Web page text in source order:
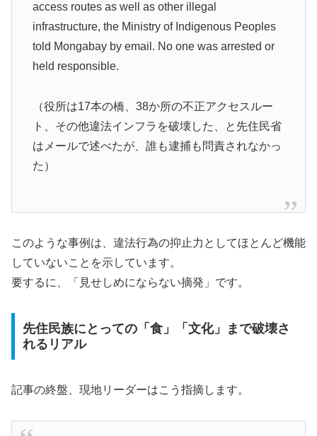
access routes as well as other illegal
infrastructure, the Ministry of Indigenous Peoples
told Mongabay by email. No one was arrested or
held responsible.
（役所は17本の橋、38か所の不正アクセスルー
ト、その他違法インフラを破壊した、と先住民省
はメールで述べたが、誰も逮捕も問責されなかっ
た）
このような事例は、違法行為の抑止力としてほとんど機能
していないことを示しています。
要するに、「見せしめにならない摘発」です。
先住民族にとっての「食」「文化」まで破壊さ
れるリアル
記事の終盤、現地リーダーはこう指摘します。